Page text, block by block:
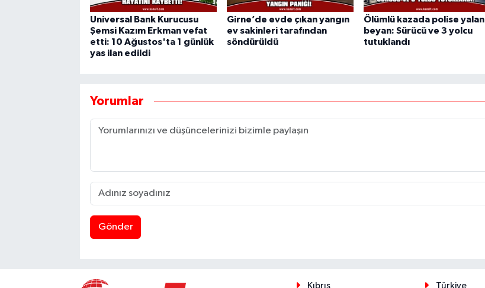
Universal Bank Kurucusu
Şemsi Kazım Erkman vefat
etti: 10 Ağustos'ta 1 günlük
yas ilan edildi
Girne’de evde çıkan yangın
ev sakinleri tarafından
söndürüldü
Ölümlü kazada polise yalan
beyan: Sürücü ve 3 yolcu
tutuklandı
Yorumlar
Gönder
Kıbrıs Türkiye